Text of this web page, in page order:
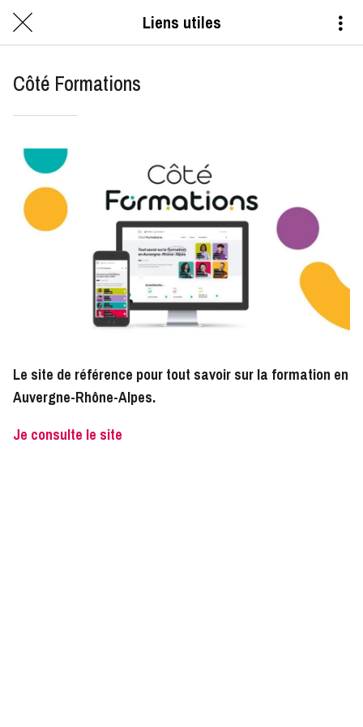
Liens utiles
Côté Formations
Le site de référence pour tout savoir sur la formation en
Auvergne-Rhône-Alpes.
Je consulte le site